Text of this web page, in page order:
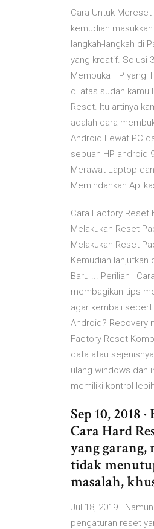
Cara Untuk
kemudian
langkah-langkah di
yang kreatif. Solusi
Membuka HP yang
di atas sudah kamu
Reset. Itu artinya
adalah cara
Android Lewat PC
sebuah HP android
Merawat Laptop
Memindahkan
Cara Factory Reset
Melakukan Reset
Melakukan Reset
Kemudian lanjutkan
Baru ... Perilian |
membagikan tips
agar kembali
Android? Recovery
Factory Reset
data atau
ulang windows dan
memiliki kontrol
Sep 10, 2018
Cara Hard
yang
tidak
masalah,
Jul 18, 2019 ·
pengaturan reset